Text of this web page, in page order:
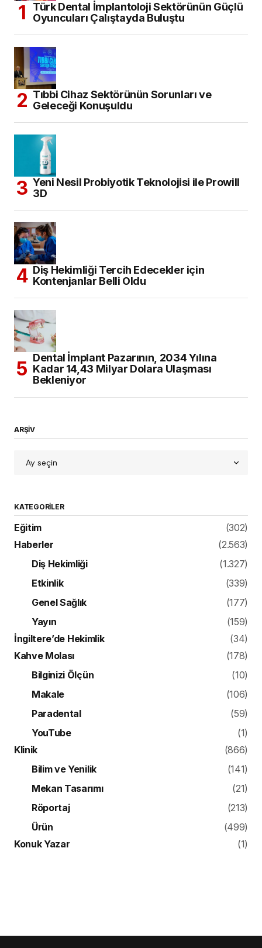
Türk Dental İmplantoloji Sektörünün Güçlü
Oyuncuları Çalıştayda Buluştu
Tıbbi Cihaz Sektörünün Sorunları ve
Geleceği Konuşuldu
Yeni Nesil Probiyotik Teknolojisi ile Prowill
3D
Diş Hekimliği Tercih Edecekler için
Kontenjanlar Belli Oldu
Dental İmplant Pazarının, 2034 Yılına
Kadar 14,43 Milyar Dolara Ulaşması
Bekleniyor
ARŞİV
KATEGORILER
Eğitim
(302)
Haberler
(2.563)
Diş Hekimliği
(1.327)
Etkinlik
(339)
Genel Sağlık
(177)
Yayın
(159)
İngiltere’de Hekimlik
(34)
Kahve Molası
(178)
Bilginizi Ölçün
(10)
Makale
(106)
Paradental
(59)
YouTube
(1)
Klinik
(866)
Bilim ve Yenilik
(141)
Mekan Tasarımı
(21)
Röportaj
(213)
Ürün
(499)
Konuk Yazar
(1)